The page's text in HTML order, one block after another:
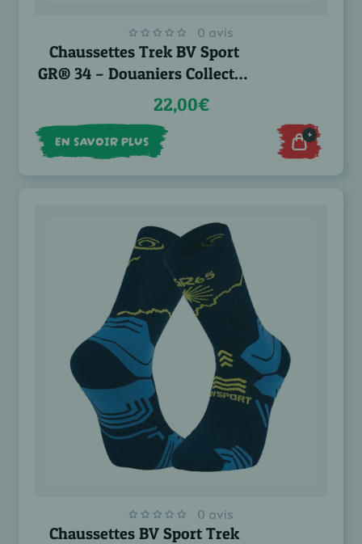
0 avis
Chaussettes Trek BV Sport
GR® 34 – Douaniers Collector
Haute22,00€
EN SAVOIR PLUS +
0 avis
Chaussettes BV Sport Trek